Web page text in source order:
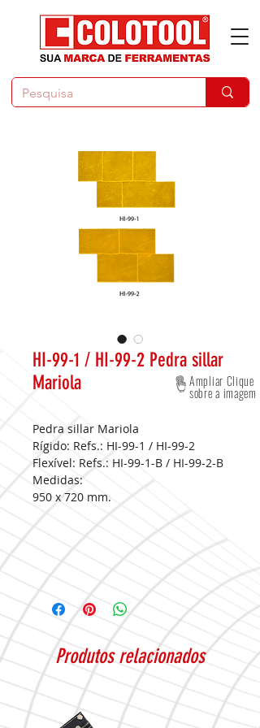
HI-99-1 / HI-99-2 Pedra sillar
Mariola
Pedra sillar Mariola
Rígido: Refs.: HI-99-1 / HI-99-2
Flexível: Refs.: HI-99-1-B / HI-99-2-B
Medidas:
950 x 720 mm.
Ampliar Clique
sobre a imagem
Produtos relacionados